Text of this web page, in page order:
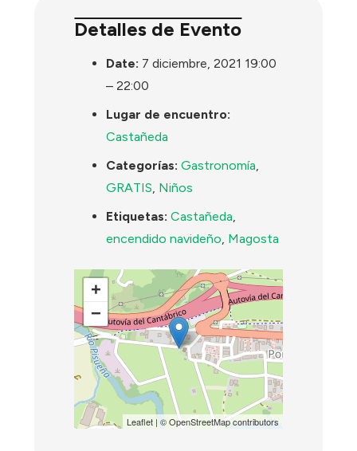
Detalles de Evento
Date: 7 diciembre, 2021 19:00
–22:00
Lugar de encuentro:
Castañeda
Categorías: Gastronomía
GRATIS Niños
Etiquetas: Castañeda
encendido navideño Magosta
+
−
Leaflet| ©OpenStreetMapcontributors